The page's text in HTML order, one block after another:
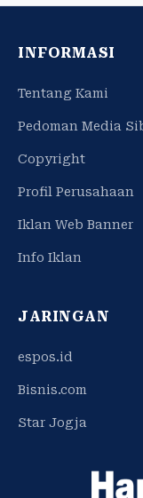
INFORMASI
Tentang Kami
Pedoman Media
Copyright
Profil Perusahaan
Iklan Web Banner
Info Iklan
JARINGAN
espos.id
Bisnis.com
Star Jogja